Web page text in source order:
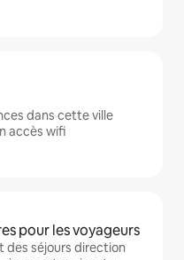
dans cette ville
accès wifi
pour les voyageurs
des séjours direction